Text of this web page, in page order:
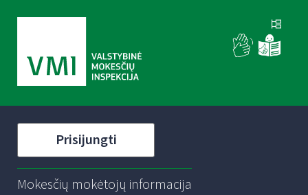
Prisijungti
Mokesčių mokėtojų informacija